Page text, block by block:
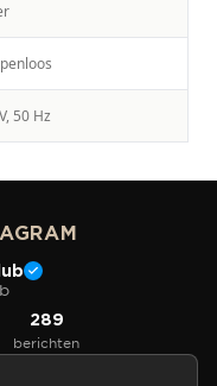
50 Hz
289
berichten